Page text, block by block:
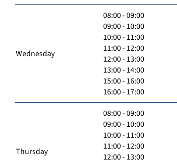
Wednesday
08:00 - 09:00
09:00 - 10:00
10:00 - 11:00
11:00 - 12:00
12:00 - 13:00
13:00 - 14:00
15:00 - 16:00
16:00 - 17:00
Thursday
08:00 - 09:00
09:00 - 10:00
10:00 - 11:00
11:00 - 12:00
12:00 - 13:00